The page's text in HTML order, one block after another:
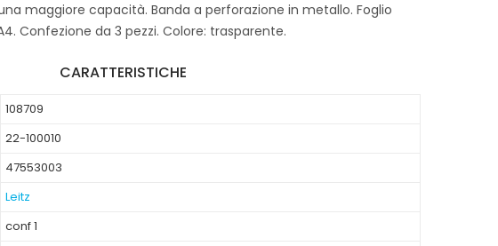
maggiore capacità. Banda a perforazione in metallo. Foglio
Confezione da 3 pezzi. Colore: trasparente.
CARATTERISTICHE
108709
22-100010
47553003
Leitz
conf 1